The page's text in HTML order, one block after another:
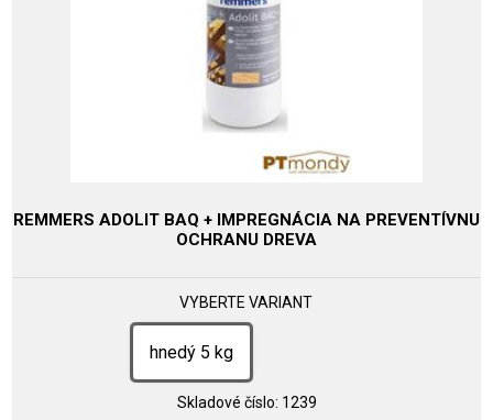
REMMERS ADOLIT BAQ + IMPREGNÁCIA NA PREVENTÍVNU
OCHRANU DREVA
VYBERTE VARIANT
hnedý 5 kg
Skladové číslo: 1239